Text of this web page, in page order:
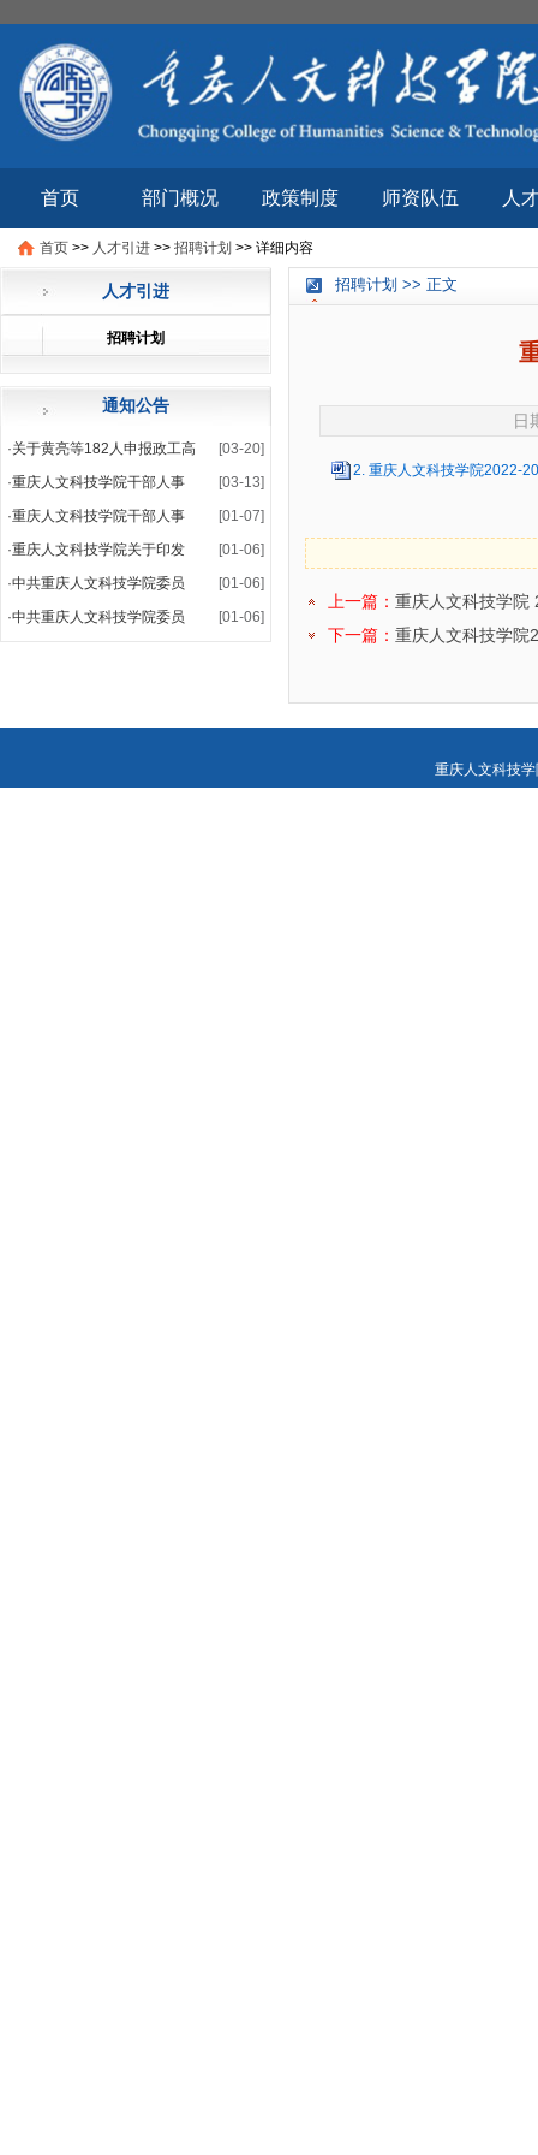
首页 部门概况 政策制度 师资队伍 人
首页 >> 人才引进 >> 招聘计划 >> 详细内容
人才引进
招聘计划
通知公告
[03-20]
·关于黄亮等182人申报政工高
[03-13]
·重庆人文科技学院干部人事
[01-07]
·重庆人文科技学院干部人事
[01-06]
·重庆人文科技学院关于印发
[01-06]
·中共重庆人文科技学院委员
[01-06]
·中共重庆人文科技学院委员
招聘计划 >> 正文
日
2. 重庆人文科技学院2022-
上一篇：重庆人文科技学院
下一篇：重庆人文科技学院
重庆人文科技